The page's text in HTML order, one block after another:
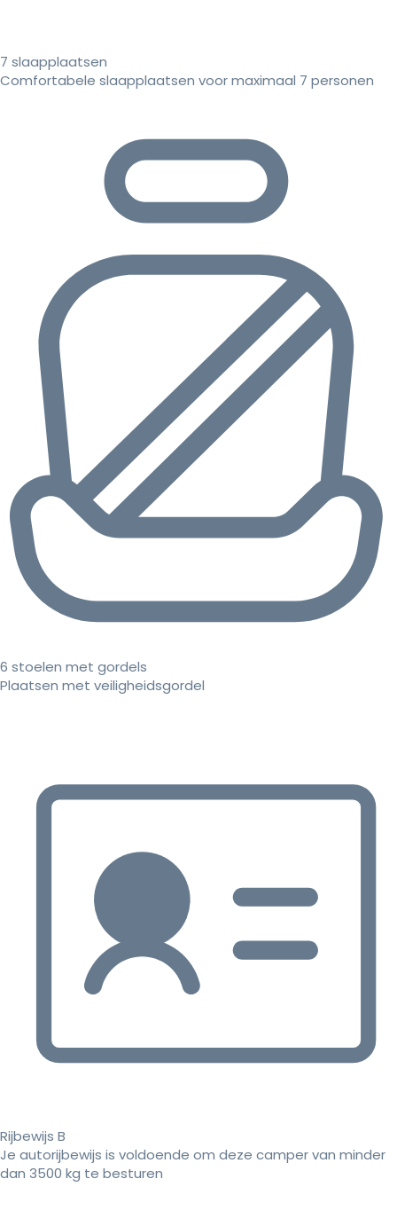
7 slaapplaatsen
Comfortabele slaapplaatsen voor maximaal 7 personen
6 stoelen met gordels
Plaatsen met veiligheidsgordel
Rijbewijs B
Je autorijbewijs is voldoende om deze camper van minder
dan 3500 kg te besturen